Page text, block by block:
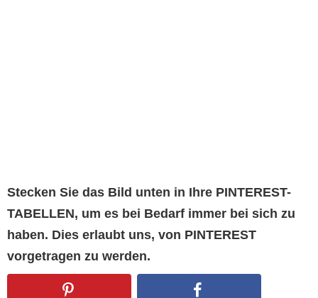
Stecken Sie das Bild unten in Ihre PINTEREST-
TABELLEN, um es bei Bedarf immer bei sich zu
haben. Dies erlaubt uns, von PINTEREST
vorgetragen zu werden.